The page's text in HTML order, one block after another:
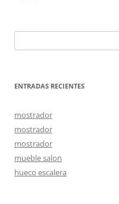
ENTRADAS RECIENTES
mostrador
mostrador
mostrador
mueble salon
hueco escalera